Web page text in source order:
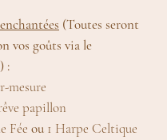
(Toutes seront
vos goûts via le
:
mesure
papillon
Fée ou 1 Harpe Celtique